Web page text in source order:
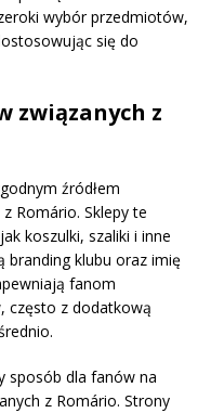
wybór przedmiotów,
się do
związanych z
źródłem
Romário. Sklepy te
koszulki, szaliki i inne
branding klubu oraz imię
fanom
często z dodatkową
sposób dla fanów na
z Romário. Strony